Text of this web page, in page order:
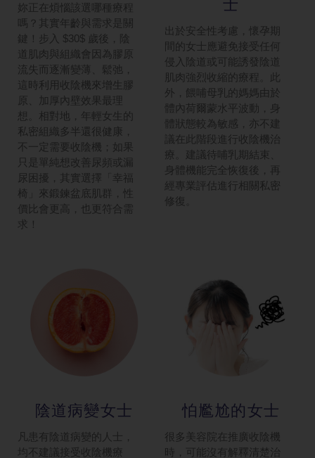
妳正在煩惱該選哪種療程
嗎？其實年齡與需求是關
鍵！步入 $30$ 歲後，陰
道肌肉與組織會因為膠原
流失而逐漸變薄、鬆弛，
這時利用收陰機來增生膠
原、加厚內壁效果最理
想。相對地，年輕女生的
私密組織多半還很健康，
不一定需要收陰機；如果
只是單純想改善尿頻或漏
尿困擾，其實選擇「幸福
椅」來鍛鍊盆底肌群，性
價比會更高，也更符合需
求！
士
出於安全性考慮，懷孕期
間的女士應避免接受任何
侵入陰道或可能誘發陰道
肌肉強烈收縮的療程。此
外，餵哺母乳的媽媽由於
體內荷爾蒙水平波動，身
體狀態較為敏感，亦不建
議在此階段進行收陰機治
療。建議待哺乳期結束、
身體機能完全恢復後，再
經專業評估進行相關私密
修復。
陰道病變女士
凡患有陰道病變的人士，
均不建議接受收陰機療
怕尷尬的女士
很多美容院在推廣收陰機
時，可能沒有解釋清楚治